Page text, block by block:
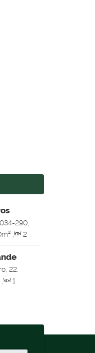
290,
do Sul,
m²
2
22,
Brasil
1